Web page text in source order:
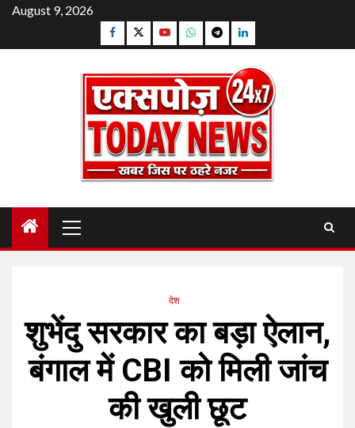
Skip
content
August 9, 2026
Facebook
TwitterYouTubeWhatsapp
TelegramLinkedin
Menu
देश
शुभेंदु सरकार का बड़ा ऐलान,
बंगाल में CBI को मिली जांच
की खुली छूट